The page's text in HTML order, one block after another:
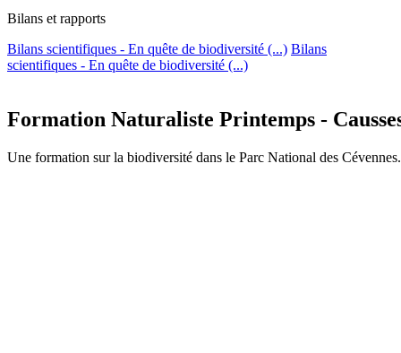
Bilans et rapports
Bilans scientifiques - En quête de biodiversité (...) Bilans
scientifiques - En quête de biodiversité (...)
Formation Naturaliste Printemps -
Une formation sur la biodiversité dans le Parc National des